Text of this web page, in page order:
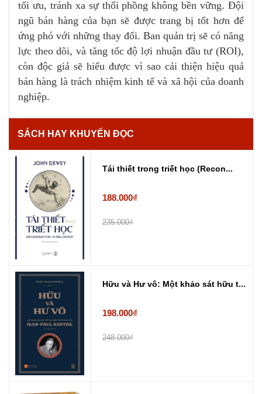
tối ưu, tránh xa sự thổi phồng không bền vững. Đội
ngũ bán hàng của bạn sẽ được trang bị tốt hơn để
ứng phó với những thay đổi. Ban quản trị sẽ có năng
lực theo dõi, và tăng tốc độ lợi nhuận đầu tư (ROI),
còn độc giả sẽ hiểu được vì sao cải thiện hiệu quả
bán hàng là trách nhiệm kinh tế và xã hội của doanh
nghiệp.
SÁCH HAY KHUYẾN ĐỌC
Tái thiết trong triết học (Recon...
188.000₫
235.000₫
Hữu và Hư vô: Một khảo sát hữu t...
198.000₫
248.000₫